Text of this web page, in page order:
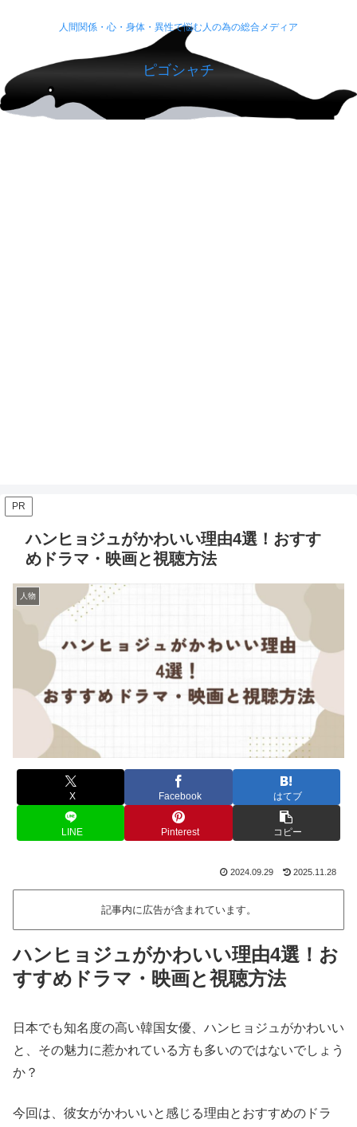
人間関係・心・身体・異性で悩む人の為の総合メディア
ピゴシャチ
PR
ハンヒョジュがかわいい理由4選！おすす
めドラマ・映画と視聴方法
人物
X Facebook はてブ
LINE Pinterest コピー
2024.09.29 2025.11.28
記事内に広告が含まれています。
ハンヒョジュがかわいい理由4選！お
すすめドラマ・映画と視聴方法
日本でも知名度の高い韓国女優、ハンヒョジュがかわいい
と、その魅力に惹かれている方も多いのではないでしょう
か？
今回は、彼女がかわいいと感じる理由とおすすめのドラ